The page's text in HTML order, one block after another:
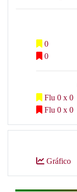
0
0
Flu 0 x 0
Flu 0 x 0
Gráfico